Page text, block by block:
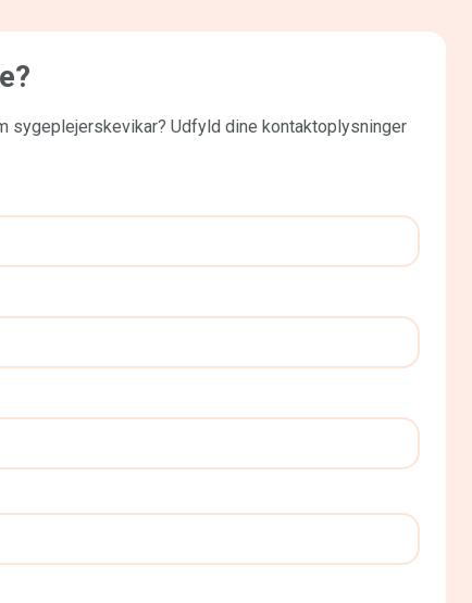
sygeplejerskevikar? Udfyld dine kontaktoplysninger